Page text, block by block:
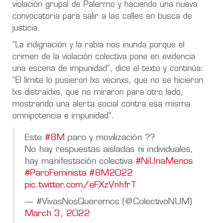
violación grupal de Palermo y haciendo una nueva
convocatoria para salir a las calles en busca de
justicia.
“La indignación y la rabia nos inunda porque el
crimen de la violación colectiva pone en evidencia
una escena de impunidad”, dice el texto y continúa:
“El límite lo pusieron lxs vecinxs, que no se hicieron
lxs distraídxs, que no miraron para otro lado,
mostrando una alerta social contra esa misma
omnipotencia e impunidad”.
Este #8M paro y movilización ??
No hay respuestas aisladas ni individuales,
hay manifestación colectiva #NiUnaMenos
#ParoFeminista #8M2022
pic.twitter.com/eFXzVnhfrT
— #VivasNosQueremos (@ColectivoNUM)
March 3, 2022